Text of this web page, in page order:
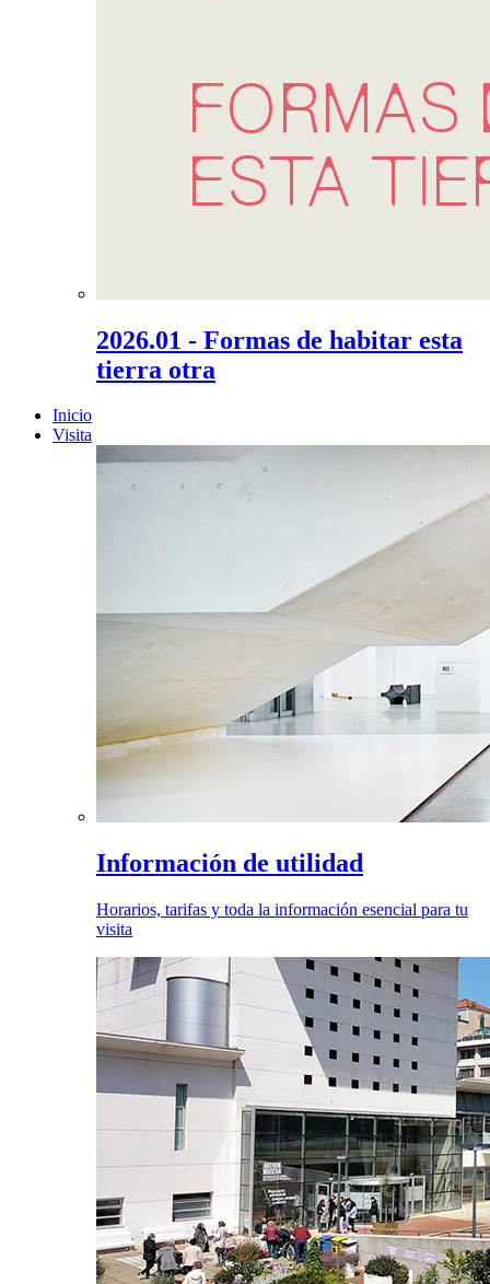
2026.01 - Formas de habitar esta
tierra otra
Inicio
Visita
Información de utilidad
Horarios, tarifas y toda la información esencial para tu
visita